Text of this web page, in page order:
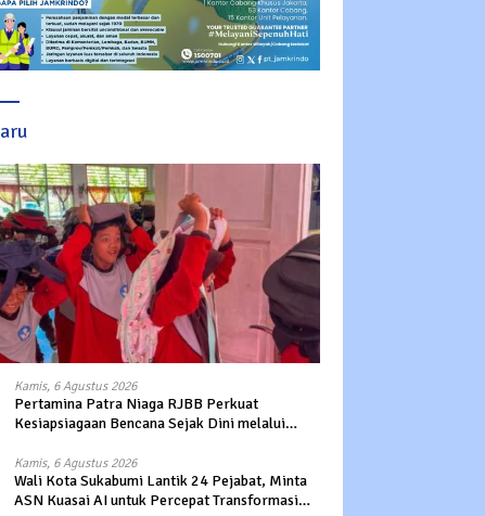
Kamis, 6 Agustus 2026
Pertamina Patra Niaga RJBB Perkuat
Kesiapsiagaan Bencana Sejak Dini melalui
Kamis, 6 Agustus 2026
Wali Kota Sukabumi Lantik 24 Pejabat, Minta
ASN Kuasai AI untuk Percepat Transformasi